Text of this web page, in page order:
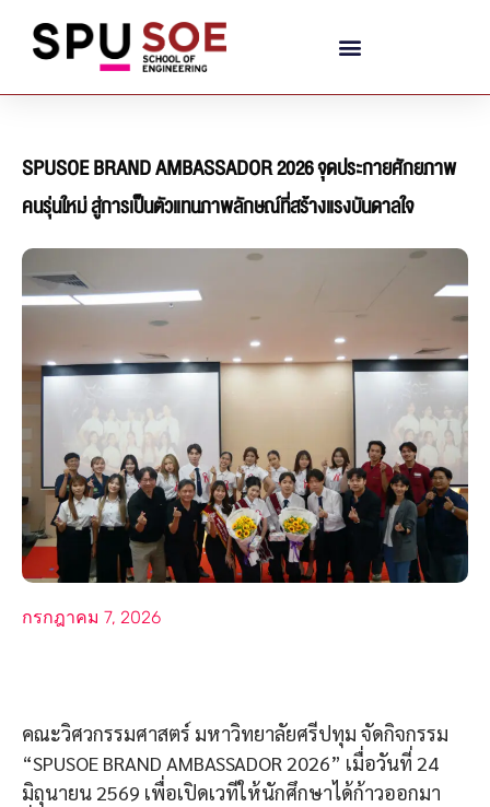
SPUSOE BRAND AMBASSADOR 2026 จุดประกายศักยภาพ
คนรุ่นใหม่ สู่การเป็นตัวแทนภาพลักษณ์ที่สร้างแรงบันดาลใจ
กรกฎาคม 7, 2026
คณะวิศวกรรมศาสตร์ มหาวิทยาลัยศรีปทุม จัดกิจกรรม
“SPUSOE BRAND AMBASSADOR 2026” เมื่อวันที่ 24
มิถุนายน 2569 เพื่อเปิดเวทีให้นักศึกษาได้ก้าวออกมา